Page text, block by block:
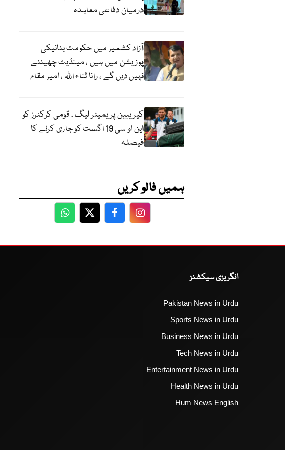
درمیان دفاعی معاہدہ
آزاد کشمیر میں حکومت بنانیکی
پوزیشن میں ہیں ، مینڈیٹ چھیننے
نہیں دیں گے ، رانا ثناء اللہ ، امیر مقام
کیریبین پریمیئر لیگ ، قومی کرکٹرز کو
این او سی 19 اگست کو جاری کرنے کا
فیصلہ
ہمیں فالو کریں
WhatsApp
TwitterFacebookFacebook
انگریزی سیکشنز
Pakistan News in Urdu
Sports News in Urdu
Business News in Urdu
Tech News in Urdu
Entertainment News in Urdu
Health News in Urdu
Hum News English